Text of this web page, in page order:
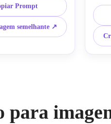
3D estilizados,
texturas
olhar de
cores alegre e
Prompt
semelhante ↗
de
para